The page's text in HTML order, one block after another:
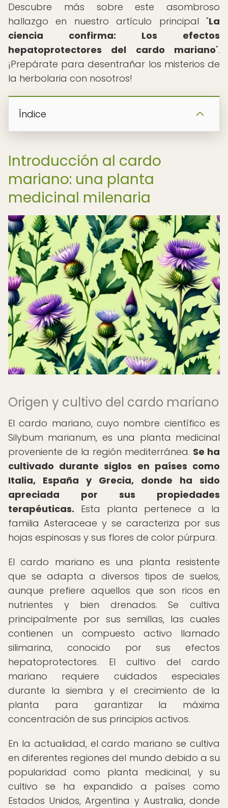
Descubre más sobre este asombroso
hallazgo en nuestro artículo principal "La
ciencia confirma: Los efectos
hepatoprotectores del cardo mariano".
¡Prepárate para desentrañar los misterios de
la herbolaria con nosotros!
Índice
Introducción al cardo
mariano: una planta
medicinal milenaria
Origen y cultivo del cardo mariano
El cardo mariano, cuyo nombre científico es
Silybum marianum, es una planta medicinal
proveniente de la región mediterránea. Se ha
cultivado durante siglos en países como
Italia, España y Grecia, donde ha sido
apreciada por sus propiedades
terapéuticas. Esta planta pertenece a la
familia Asteraceae y se caracteriza por sus
hojas espinosas y sus flores de color púrpura.
El cardo mariano es una planta resistente
que se adapta a diversos tipos de suelos,
aunque prefiere aquellos que son ricos en
nutrientes y bien drenados. Se cultiva
principalmente por sus semillas, las cuales
contienen un compuesto activo llamado
silimarina, conocido por sus efectos
hepatoprotectores. El cultivo del cardo
mariano requiere cuidados especiales
durante la siembra y el crecimiento de la
planta para garantizar la máxima
concentración de sus principios activos.
En la actualidad, el cardo mariano se cultiva
en diferentes regiones del mundo debido a su
popularidad como planta medicinal, y su
cultivo se ha expandido a países como
Estados Unidos, Argentina y Australia, donde